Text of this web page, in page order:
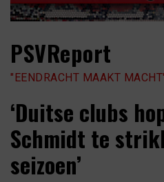
PSVReport
"EENDRACHT MAAKT
‘Duitse clubs
Schmidt te
seizoen’